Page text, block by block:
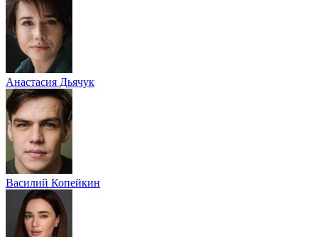
Анастасия Дьячук
Василий Копейкин